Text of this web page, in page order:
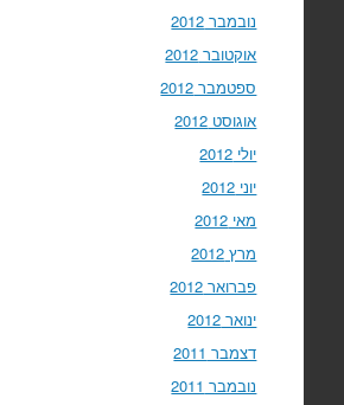
נובמבר 2012
אוקטובר 2012
ספטמבר 2012
אוגוסט 2012
יולי 2012
יוני 2012
מאי 2012
מרץ 2012
פברואר 2012
ינואר 2012
דצמבר 2011
נובמבר 2011